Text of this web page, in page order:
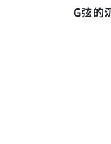
G弦的